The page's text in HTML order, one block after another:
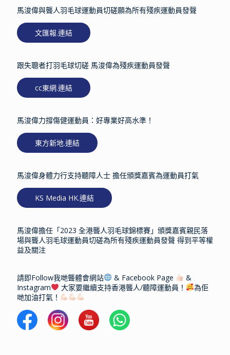
馬浚偉與聾人羽毛球運動員切磋願為所有殘疾運動員發聲
文匯報.連結
跟失聰者打羽毛球切磋 馬浚偉為殘疾運動員發聲
cc東網.連結
馬浚偉力撐傷健運動員：好專業好高水準！
東方新地.連結
馬浚偉身體力行支持聽障人士 擔任頒獎嘉賓為運動員打氣
KS Media HK.連結
馬浚偉擔任「2023 全港聾人羽毛球錦標賽」頒獎嘉賓親民落
場與聾人羽毛球運動員切磋為所有殘疾運動員發聲 得到平等權
益及關注
請即Follow我哋聾體會網站 & Facebook Page
&
Instagram
大家要繼續支持香港聾人/聽障運動員！
為佢
哋加油打氣！